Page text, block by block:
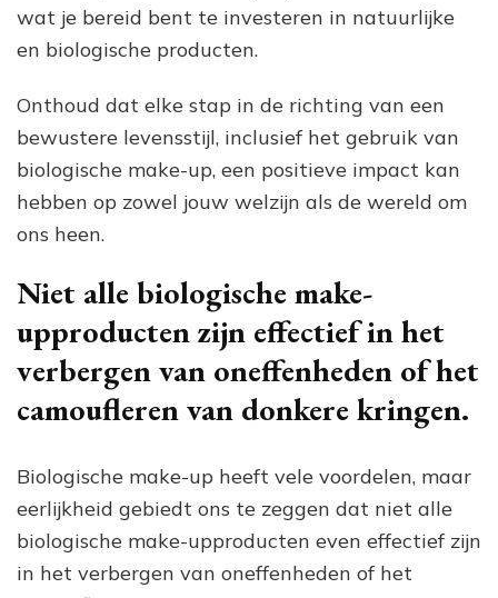
wat je bereid bent te investeren in natuurlijke
en biologische producten.
Onthoud dat elke stap in de richting van een
bewustere levensstijl, inclusief het gebruik van
biologische make-up, een positieve impact kan
hebben op zowel jouw welzijn als de wereld om
ons heen.
Niet alle biologische make-
upproducten zijn effectief in het
verbergen van oneffenheden of het
camoufleren van donkere kringen.
Biologische make-up heeft vele voordelen, maar
eerlijkheid gebiedt ons te zeggen dat niet alle
biologische make-upproducten even effectief zijn
in het verbergen van oneffenheden of het